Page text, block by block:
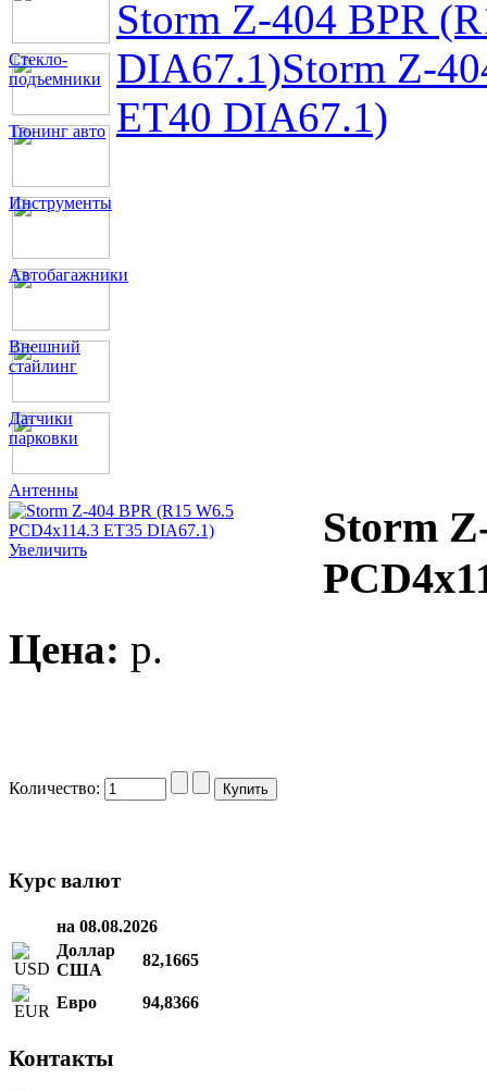
Стекло-
подъемники
Тюнинг авто
Инструменты
Автобагажники
Внешний
стайлинг
Датчики
парковки
Антенны
Storm Z-404 BPR
DIA67.1)Storm Z-
ET40 DIA67.1)
Увеличить
Storm
Цена: p.
Количество:
Курс валют
на 08.08.2026
Доллар
США
82,1665
Евро 94,8366
Контакты